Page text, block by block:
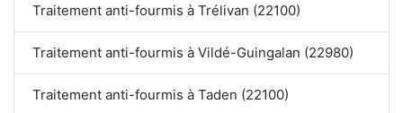
Traitement anti-fourmis à Trélivan (22100)
Traitement anti-fourmis à Vildé-Guingalan (22980)
Traitement anti-fourmis à Taden (22100)